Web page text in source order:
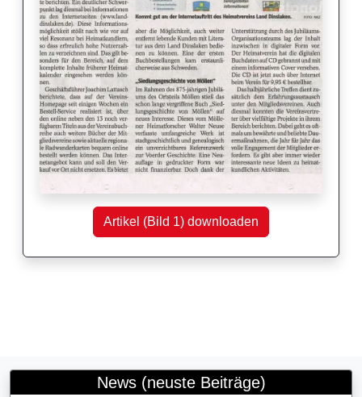
Artikel (Bild 1) downloaden
News (neuste Beiträge)